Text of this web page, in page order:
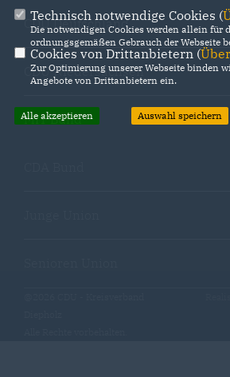
CDU Deutschland
CDU Niedersachsen
MIT Bund
Technisch notwendige Cookies (
Die notwendigen Cookies werden allein für
ordnungsgemäßen Gebrauch der Webseite
Cookies von Drittanbietern (
Zur Optimierung unserer Webseite binden
Angebote von Drittanbietern ein.
Alle akzeptieren Auswahl speichern